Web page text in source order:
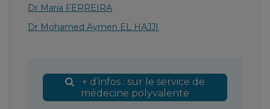
Dr Maria FERREIRA
Dr Mohamed Aymen EL HAJJI
+ d’infos : sur le service de
médecine polyvalente